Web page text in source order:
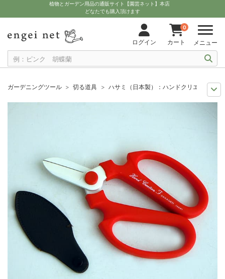
植物とガーデン用品の通販サイト【園芸ネット】本店
どなたでも購入頂けます
ログイン
0
カート メニュー
ガーデニングツール 切る道具
ハサミ（日本製）：ハンドクリエーショ
11月中下旬予約
グッズ・資材
ハサミ（日本製）：ハンドクリエーショ